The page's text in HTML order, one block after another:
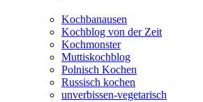
Kochbanausen
Kochblog von der Zeit
Kochmonster
Muttiskochblog
Polnisch Kochen
Russisch kochen
unverbissen-vegetarisch